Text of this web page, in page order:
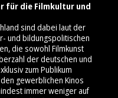
für die Filmkultur und
sind dabei laut der
und bildungspolitischen
die sowohl Filmkunst
der deutschen und
zum Publikum
gewerblichen Kinos
immer weniger auf